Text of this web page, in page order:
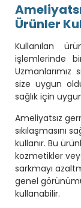
Ürünler
Kullanılan
işlemlerinde
size uygun
sağlık için
Ameliyatsız
sıkılaşmasını
kullanır. Bu
kozmetikler
sarkmayı
genel
kullanabilir.